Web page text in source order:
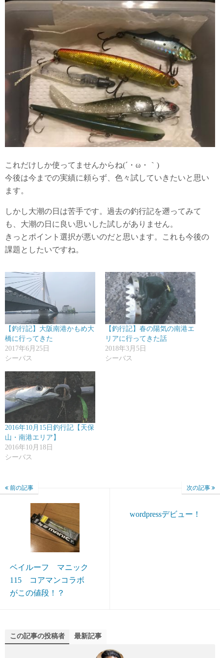
これだけしか使ってませんからね(´・ω・｀)
今後は今までの実績に頼らず、色々試していきたいと思い
ます。
しかし大潮の日は苦手です。過去の釣行記を遡ってみて
も、大潮の日に良い思いした試しがありません。
きっとポイント選択が悪いのだと思います。これも今後の
課題としたいですね。
【釣行記】大阪南港かもめ大
橋に行ってきた
2017年6月25日
シーバス
【釣行記】春の陽気の南港エ
リアに行ってきた話
2018年3月5日
シーバス
2016年10月15日釣行記【天保
山・南港エリア】
2016年10月18日
シーバス
前の記事
ベイルーフ マニック
115 コアマンコラボ
がこの値段！？
次の記事
wordpressデビュー！
この記事の投稿者 最新記事